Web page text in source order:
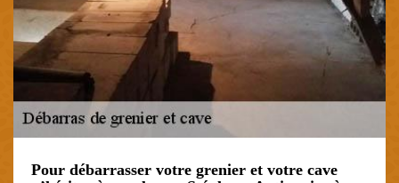
Pour débarrasser votre grenier et votre cave